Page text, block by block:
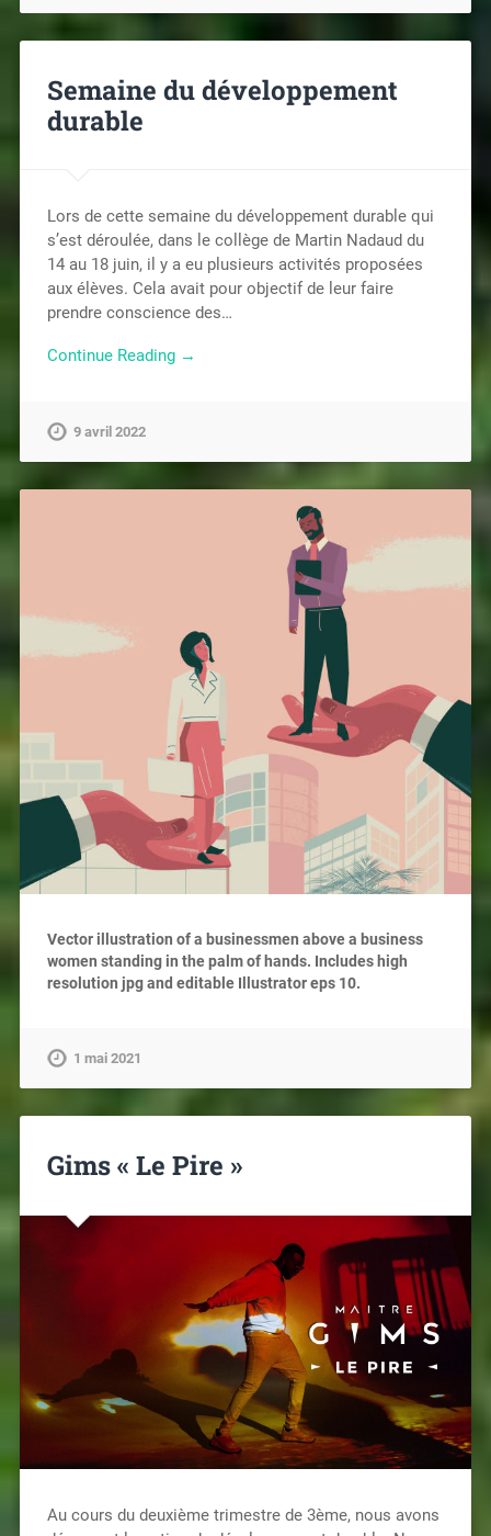
Semaine du développement
durable
Lors de cette semaine du développement durable qui
s’est déroulée, dans le collège de Martin Nadaud du
14 au 18 juin, il y a eu plusieurs activités proposées
aux élèves. Cela avait pour objectif de leur faire
prendre conscience des…
Continue Reading →
9 avril 2022
Vector illustration of a businessmen above a business
women standing in the palm of hands. Includes high
resolution jpg and editable Illustrator eps 10.
1 mai 2021
Gims « Le Pire »
Au cours du deuxième trimestre de 3ème, nous avons